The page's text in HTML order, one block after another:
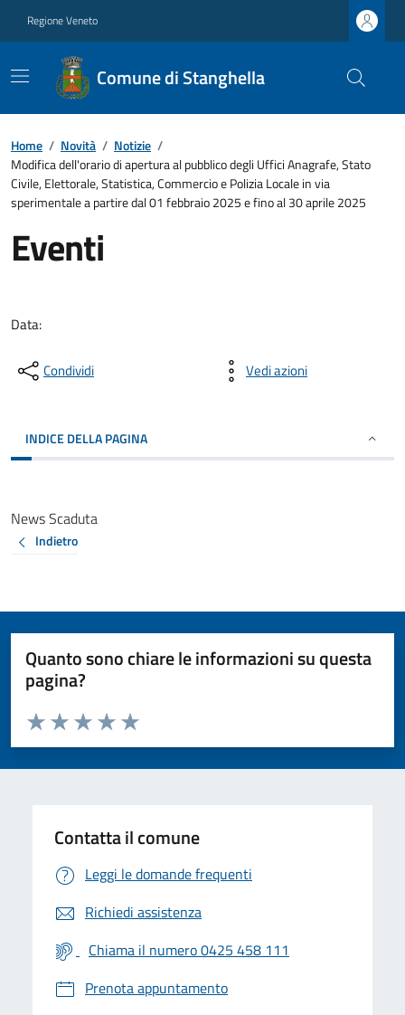
Regione Veneto
Comune di Stanghella
Home / Novità / Notizie /
Modifica dell'orario di apertura al pubblico degli Uffici Anagrafe, Stato
Civile, Elettorale, Statistica, Commercio e Polizia Locale in via
sperimentale a partire dal 01 febbraio 2025 e fino al 30 aprile 2025
Eventi
Data:
Condividi Vedi azioni
INDICE DELLA PAGINA
News Scaduta
Indietro
Quanto sono chiare le informazioni su questa
pagina?
Valuta da 1 a 5 stelle la pagina
Valuta 5 stelle su 5
Valuta 4 stelle su 5
Valuta 3 stelle su 5
Valuta 2 stelle su 5
Valuta 1 stelle su 5
Contatta il comune
Leggi le domande frequenti
Richiedi assistenza
Chiama il numero 0425 458 111
Prenota appuntamento